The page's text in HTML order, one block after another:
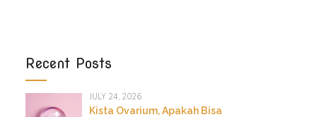
Recent Posts
JULY 24, 2026
Kista Ovarium, Apakah Bisa